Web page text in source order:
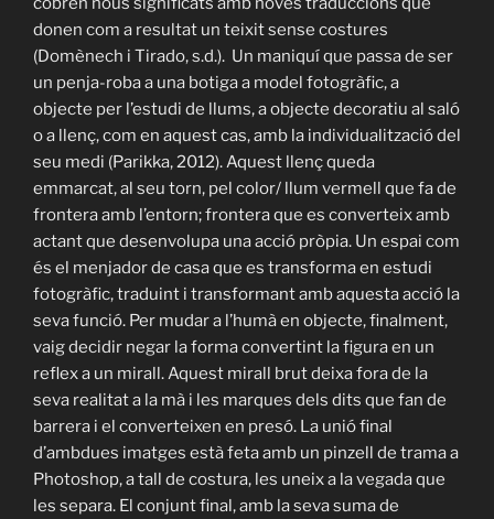
donen com a resultat un teixit sense costures
(Domènech i Tirado, s.d.). Un maniquí que passa de ser
un penja-roba a una botiga a model fotogràfic, a
objecte per l’estudi de llums, a objecte decoratiu al saló
o a llenç, com en aquest cas, amb la individualització del
seu medi (Parikka, 2012). Aquest llenç queda
emmarcat, al seu torn, pel color/ llum vermell que fa de
frontera amb l’entorn; frontera que es converteix amb
actant que desenvolupa una acció pròpia. Un espai com
és el menjador de casa que es transforma en estudi
fotogràfic, traduint i transformant amb aquesta acció la
seva funció. Per mudar a l’humà en objecte, finalment,
vaig decidir negar la forma convertint la figura en un
reflex a un mirall. Aquest mirall brut deixa fora de la
seva realitat a la mà i les marques dels dits que fan de
barrera i el converteixen en presó. La unió final
d’ambdues imatges està feta amb un pinzell de trama a
Photoshop, a tall de costura, les uneix a la vegada que
les separa. El conjunt final, amb la seva suma de